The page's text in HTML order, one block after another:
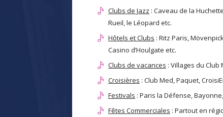
Clubs de Jazz : Caveau de la
Rueil, le Léopard etc.
Hôtels et Clubs : Ritz Paris,
Casino d’Houlgate etc.
Clubs de vacances : Villages du
Croisières : Club Med, Paquet,
Festivals : Paris la Défense,
Fêtes Commerciales : Partout en